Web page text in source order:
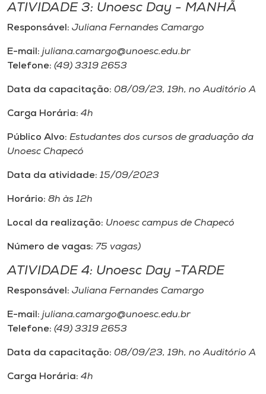
ATIVIDADE 3: Unoesc Day - MANHÃ
Responsável: Juliana Fernandes Camargo
E-mail: juliana.camargo@unoesc.edu.br
Telefone: (49) 3319 2653
Data da capacitação: 08/09/23, 19h, no Auditório A
Carga Horária: 4h
Público Alvo: Estudantes dos cursos de graduação da
Unoesc Chapecó
Data da atividade: 15/09/2023
Horário: 8h às 12h
Local da realização: Unoesc campus de Chapecó
Número de vagas: 75 vagas)
ATIVIDADE 4: Unoesc Day -TARDE
Responsável: Juliana Fernandes Camargo
E-mail: juliana.camargo@unoesc.edu.br
Telefone: (49) 3319 2653
Data da capacitação: 08/09/23, 19h, no Auditório A
Carga Horária: 4h